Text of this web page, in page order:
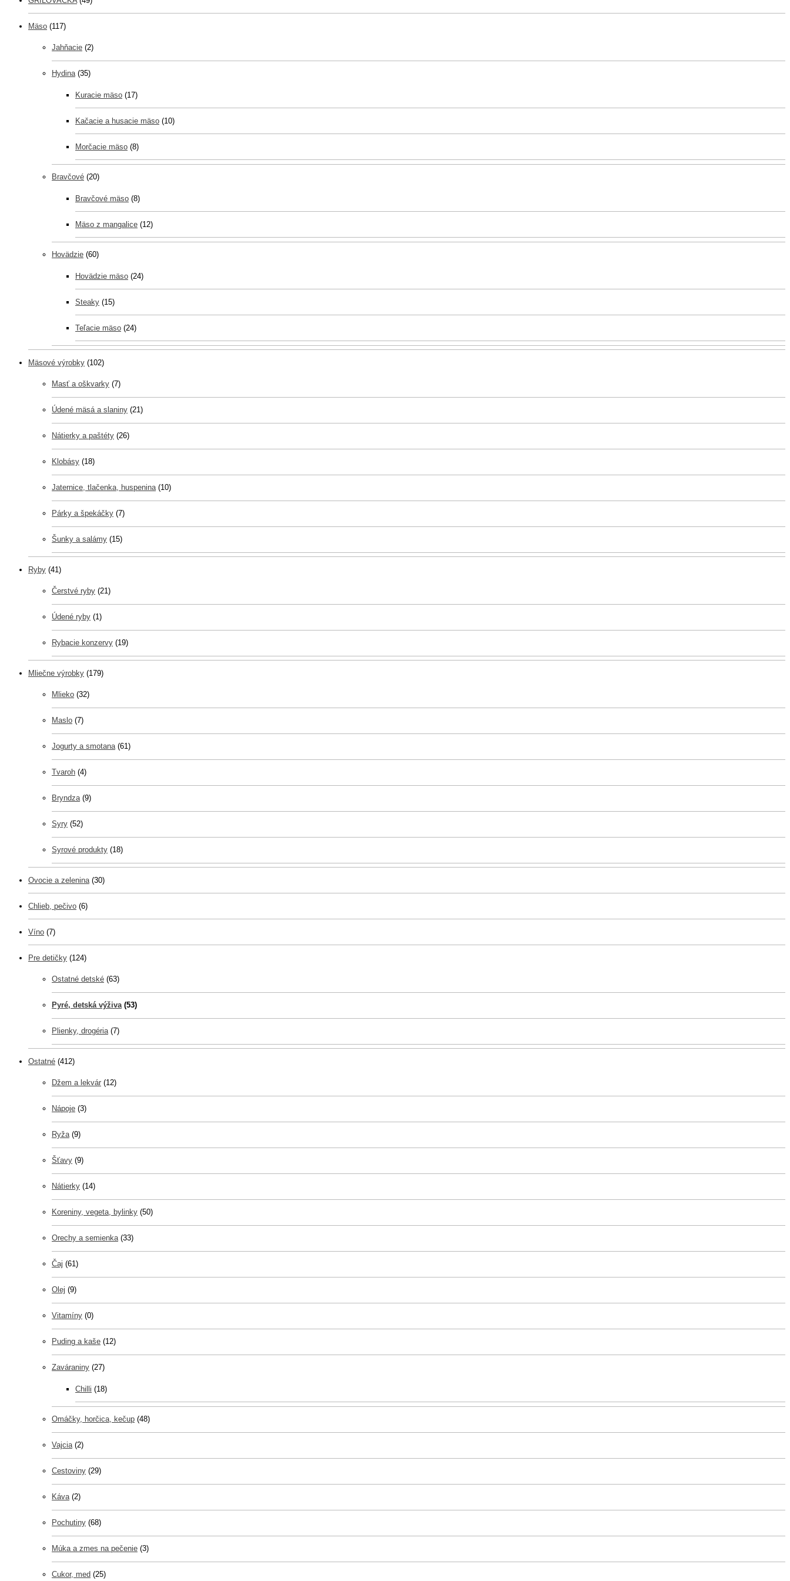
Mäso (117)
Jahňacie (2)
Hydina (35)
Kuracie mäso (17)
Kačacie a husacie mäso (10)
Morčacie mäso (8)
Bravčové (20)
Bravčové mäso (8)
Mäso z mangalice (12)
Hovädzie (60)
Hovädzie mäso (24)
Steaky (15)
Teľacie mäso (24)
Mäsové výrobky (102)
Masť a oškvarky (7)
Údené mäsá a slaniny (21)
Nátierky a paštéty (26)
Klobásy (18)
Jaternice, tlačenka, huspenina (10)
Párky a špekáčky (7)
Šunky a salámy (15)
Ryby (41)
Čerstvé ryby (21)
Údené ryby (1)
Rybacie konzervy (19)
Mliečne výrobky (179)
Mlieko (32)
Maslo (7)
Jogurty a smotana (61)
Tvaroh (4)
Bryndza (9)
Syry (52)
Syrové produkty (18)
Ovocie a zelenina (30)
Chlieb, pečivo (6)
Víno (7)
Pre detičky (124)
Ostatné detské (63)
Pyré, detská výživa (53)
Plienky, drogéria (7)
Ostatné (412)
Džem a lekvár (12)
Nápoje (3)
Ryža (9)
Šťavy (9)
Nátierky (14)
Koreniny, vegeta, bylinky (50)
Orechy a semienka (33)
Čaj (61)
Olej (9)
Vitamíny (0)
Puding a kaše (12)
Zaváraniny (27)
Chilli (18)
Omáčky, horčica, kečup (48)
Vajcia (2)
Cestoviny (29)
Káva (2)
Pochutiny (68)
Múka a zmes na pečenie (3)
Cukor, med (25)